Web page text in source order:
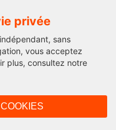
privée
sans
vous acceptez
plus, consultez notre
en